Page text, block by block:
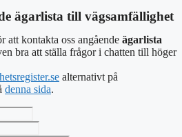
ägarlista till vägsamfällighet
att kontakta oss angående ägarlista
bra att ställa frågor i chatten till höger
alternativt på
denna sida.